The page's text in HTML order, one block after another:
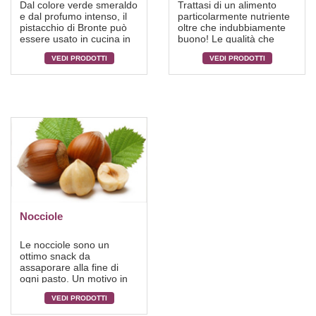
Dal colore verde smeraldo
e dal profumo intenso, il
pistacchio di Bronte può
essere usato in cucina in
tantissimi modi. Si prepara
il "pesto di pistacchio" per
la pasta, biscotti, creme e
la mortadella al pistacchio,
realizzato da aziende
siciliane. E’ utilizzatissimo
nei dolci, e, naturalmente,
si gusta anche come frutta
secca.
VEDI PRODOTTI
Trattasi di un alimento
particolarmente nutriente
oltre che indubbiamente
buono! Le qualità che
abbiamo selezionato per
voi sono le più dolci. Le
mandorle siciliane portano
VEDI PRODOTTI
Nocciole
Le nocciole sono un
ottimo snack da
assaporare alla fine di
ogni pasto. Un motivo in
più che ci spinge a
mangiarle sono le loro
grandi proprietà
VEDI PRODOTTI